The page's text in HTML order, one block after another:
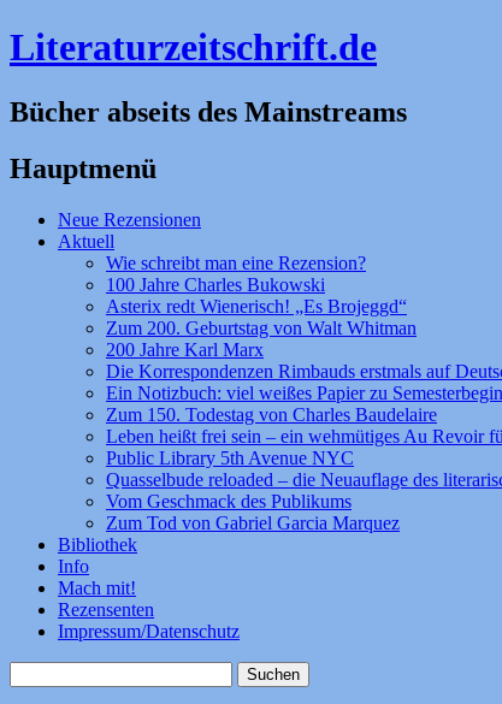
Literaturzeitschrift.de
Bücher abseits des Mainstreams
Hauptmenü
Zum
Inhalt
Neue Rezensionen
Aktuell
Wie schreibt man eine Rezension?
100 Jahre Charles Bukowski
Asterix redt Wienerisch! „Es Brojeggd“
Zum 200. Geburtstag von Walt Whitman
200 Jahre Karl Marx
Die Korrespondenzen Rimbauds erstmals auf
Ein Notizbuch: viel weißes Papier zu
Zum 150. Todestag von Charles Baudelaire
Leben heißt frei sein – ein wehmütiges Au Revoir
Public Library 5th Avenue NYC
Quasselbude reloaded – die Neuauflage des
Vom Geschmack des Publikums
Zum Tod von Gabriel Garcia Marquez
Bibliothek
Info
Mach mit!
Rezensenten
Impressum/Datenschutz
nach: